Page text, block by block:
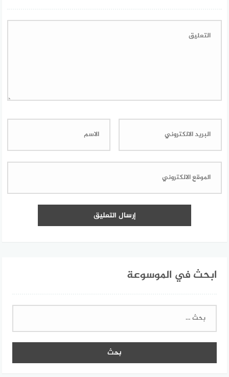
ابحث في الموسوعة
البحث